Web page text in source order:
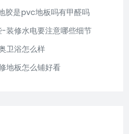
胶是pvc地板吗有甲醛吗
装修水电要注意哪些细节
卫浴怎么样
地板怎么铺好看